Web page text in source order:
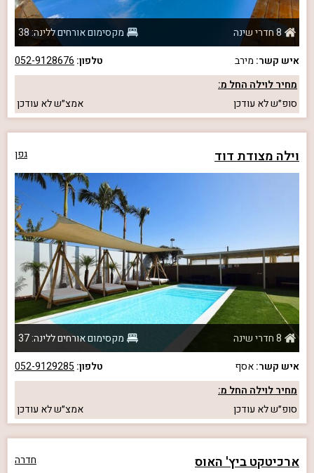
8 חדרי שינה
מקסימום אורחים ללינה: 38
איש קשר: מירב טלפון: 052-9128676
מחיר לוילה החל מ:
סופ״שלא עודכן אמצ״שלא עודכן
וילה מצודת דוד גפן
8 חדרי שינה
מקסימום אורחים ללינה: 37
איש קשר:אסף טלפון: 052-9129285
מחיר לוילה החל מ:
סופ״שלא עודכן אמצ״שלא עודכן
ארכיטקט ביץ' האוס חדרה